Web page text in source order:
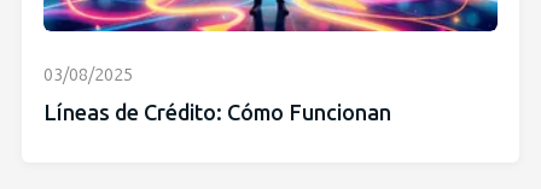
03/08/2025
Líneas de Crédito: Cómo Funcionan